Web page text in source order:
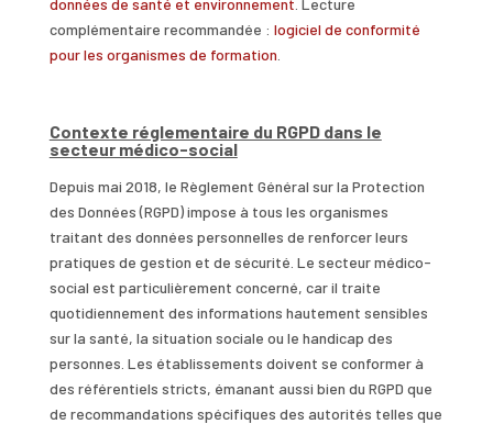
complémentaire recommandée : logiciel de conformité
pour les organismes de formation
Contexte réglementaire du RGPD dans le
secteur médico-social
Depuis mai 2018, le Règlement Général sur la Protection
des Données (RGPD) impose à tous les organismes
traitant des données personnelles de renforcer leurs
pratiques de gestion et de sécurité. Le secteur médico-
social est particulièrement concerné, car il traite
quotidiennement des informations hautement sensibles
sur la santé, la situation sociale ou le handicap des
personnes. Les établissements doivent se conformer à
des référentiels stricts, émanant aussi bien du RGPD que
de recommandations spécifiques des autorités telles que